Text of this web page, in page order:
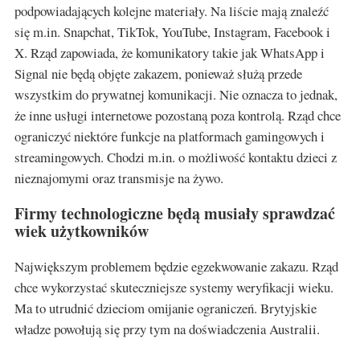
podpowiadających kolejne materiały. Na liście mają znaleźć
się m.in. Snapchat, TikTok, YouTube, Instagram, Facebook i
X. Rząd zapowiada, że komunikatory takie jak WhatsApp i
Signal nie będą objęte zakazem, ponieważ służą przede
wszystkim do prywatnej komunikacji. Nie oznacza to jednak,
że inne usługi internetowe pozostaną poza kontrolą. Rząd chce
ograniczyć niektóre funkcje na platformach gamingowych i
streamingowych. Chodzi m.in. o możliwość kontaktu dzieci z
nieznajomymi oraz transmisje na żywo.
Firmy technologiczne będą musiały sprawdzać
wiek użytkowników
Największym problemem będzie egzekwowanie zakazu. Rząd
chce wykorzystać skuteczniejsze systemy weryfikacji wieku.
Ma to utrudnić dzieciom omijanie ograniczeń. Brytyjskie
władze powołują się przy tym na doświadczenia Australii.